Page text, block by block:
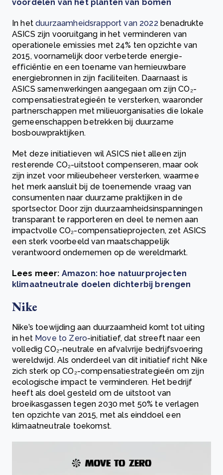
voordelen van het planten van bomen
In hetduurzaamheidsrapport van 2022benadrukte
ASICS zijn vooruitgang in het verminderen van
operationele emissies met 24% ten opzichte van
2015, voornamelijk door verbeterde energie-
efficiëntie en een toename van hernieuwbare
energiebronnen in zijn faciliteiten. Daarnaast is
ASICS samenwerkingen aangegaan om zijn CO₂-
compensatiestrategieën te versterken, waaronder
partnerschappen met milieuorganisaties die lokale
gemeenschappen betrekken bij duurzame
bosbouwpraktijken.
Met deze initiatieven wil ASICS niet alleen zijn
resterende CO₂-uitstoot compenseren, maar ook
zijn inzet voor milieubeheer versterken, waarmee
het merk aansluit bij de toenemende vraag van
consumenten naar duurzame praktijken in de
sportsector. Door zijn duurzaamheidsinspanningen
transparant te rapporteren en deel te nemen aan
impactvolle CO₂-compensatieprojecten, zet ASICS
een sterk voorbeeld van maatschappelijk
verantwoord ondernemen op de wereldmarkt.
Lees meer: Amazon: hoe natuurprojecten
klimaatneutrale doelen dichterbij brengen
Nike
Nike’s toewijding aan duurzaamheid komt tot uiting
in het Move to Zero-initiatief, dat streeft naar een
volledig CO₂-neutrale en afvalvrije bedrijfsvoering
wereldwijd. Als onderdeel van dit initiatief richt Nike
zich sterk op CO₂-compensatiestrategieën om zijn
ecologische impact te verminderen. Het bedrijf
heeft als doel gesteld om de uitstoot van
broeikasgassen tegen 2030 met 50% te verlagen
ten opzichte van 2015, met als einddoel een
klimaatneutrale toekomst.